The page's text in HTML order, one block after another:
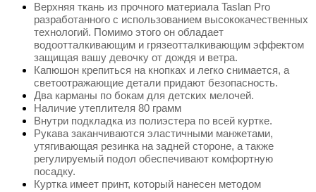
Верхняя ткань из прочного материала Taslan Pro
разработанного с использованием высококачественных
технологий. Помимо этого он обладает
водоотталкивающим и грязеотталкивающим эффектом
защищая вашу девочку от дождя и ветра.
Капюшон крепиться на кнопках и легко снимается, а
светоотражающие детали придают безопасность.
Два карманы по бокам для детских мелочей.
Наличие утеплителя 80 грамм
Внутри подкладка из полиэстера по всей куртке.
Рукава заканчиваются эластичными манжетами,
утягивающая резинка на задней стороне, а также
регулируемый подол обеспечивают комфортную
посадку.
Куртка имеет принт, который нанесен методом